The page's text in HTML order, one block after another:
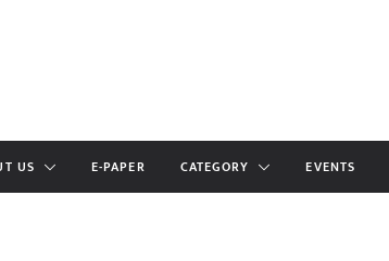
US E-PAPER CATEGORY EVENTS